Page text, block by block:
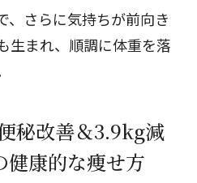
、さらに気持ちが前向き
生まれ、順調に体重を落
秘改善＆3.9kg減
健康的な痩せ方